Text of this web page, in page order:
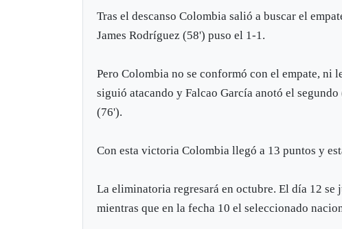
Tras el descanso Colombia salió a buscar el
James Rodríguez (58') puso el 1-1.
Pero Colombia no se conformó con el empate,
siguió atacando y Falcao García anotó el
(76').
Con esta victoria Colombia llegó a 13 puntos y
La eliminatoria regresará en octubre. El día 12
mientras que en la fecha 10 el seleccionado